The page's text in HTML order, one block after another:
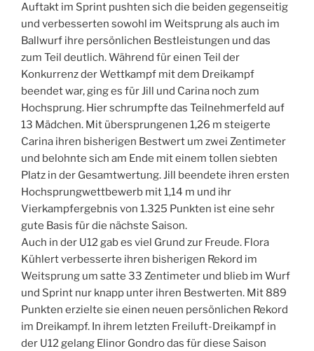
Auftakt im Sprint pushten sich die beiden gegenseitig
und verbesserten sowohl im Weitsprung als auch im
Ballwurf ihre persönlichen Bestleistungen und das
zum Teil deutlich. Während für einen Teil der
Konkurrenz der Wettkampf mit dem Dreikampf
beendet war, ging es für Jill und Carina noch zum
Hochsprung. Hier schrumpfte das Teilnehmerfeld auf
13 Mädchen. Mit übersprungenen 1,26 m steigerte
Carina ihren bisherigen Bestwert um zwei Zentimeter
und belohnte sich am Ende mit einem tollen siebten
Platz in der Gesamtwertung. Jill beendete ihren ersten
Hochsprungwettbewerb mit 1,14 m und ihr
Vierkampfergebnis von 1.325 Punkten ist eine sehr
gute Basis für die nächste Saison.
Auch in der U12 gab es viel Grund zur Freude. Flora
Kühlert verbesserte ihren bisherigen Rekord im
Weitsprung um satte 33 Zentimeter und blieb im Wurf
und Sprint nur knapp unter ihren Bestwerten. Mit 889
Punkten erzielte sie einen neuen persönlichen Rekord
im Dreikampf. In ihrem letzten Freiluft-Dreikampf in
der U12 gelang Elinor Gondro das für diese Saison